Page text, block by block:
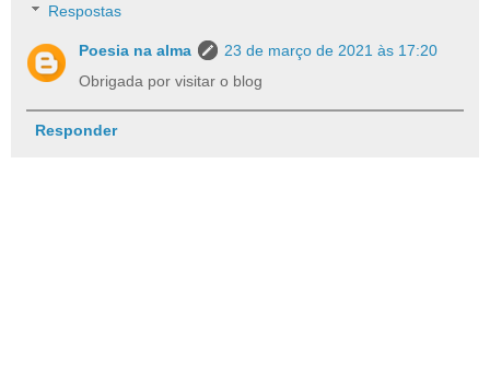
Respostas
Poesia na alma
23 de março de 2021 às 17:20
Obrigada por visitar o blog
Responder